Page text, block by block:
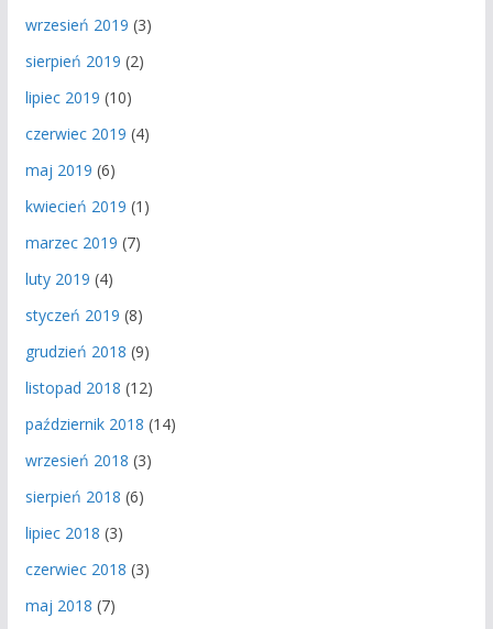
wrzesień 2019 (3)
sierpień 2019 (2)
lipiec 2019 (10)
czerwiec 2019 (4)
maj 2019 (6)
kwiecień 2019 (1)
marzec 2019 (7)
luty 2019 (4)
styczeń 2019 (8)
grudzień 2018 (9)
listopad 2018 (12)
październik 2018 (14)
wrzesień 2018 (3)
sierpień 2018 (6)
lipiec 2018 (3)
czerwiec 2018 (3)
maj 2018 (7)